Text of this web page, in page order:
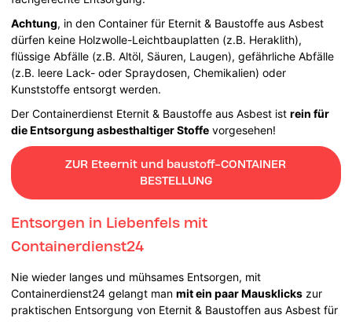
Achtung, in den Container für Eternit & Baustoffe aus Asbest
dürfen keine Holzwolle-Leichtbauplatten (z.B. Heraklith),
flüssige Abfälle (z.B. Altöl, Säuren, Laugen), gefährliche Abfälle
(z.B. leere Lack- oder Spraydosen, Chemikalien) oder
Kunststoffe entsorgt werden.
Der Containerdienst Eternit & Baustoffe aus Asbest istrein für
die Entsorgung asbesthaltiger Stoffe vorgesehen!
ZUR Eteernit und baustoff-CONTAINER
BESTELLUNG
Entsorgen in Liebenfels mit
Containerdienst24
Nie wieder langes und mühsames Entsorgen, mit
Containerdienst24 gelangt manmit ein paar Mausklicks zur
praktischen Entsorgung von Eternit & Baustoffen aus Asbest für